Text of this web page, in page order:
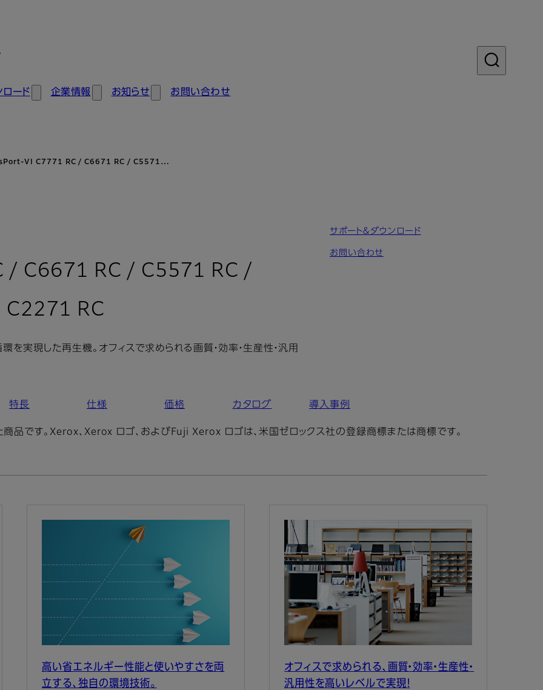
ード 企業情報 お知らせ お問い合わせ
VI C7771 RC / C6671 RC / C5571…
/ C6671 RC / C5571 RC /
RC
を実現した再生機。オフィスで求められる画質・効率・生産性・汎用
サポート＆ダウンロード
お問い合わせ
特長 仕様 価格 カタログ 導入事例
品です。Xerox、Xerox ロゴ、およびFuji Xerox ロゴは、米国ゼロックス社の登録商標または商標です。
高い省エネルギー性能と使いやすさを両
立する、独自の環境技術。
オフィスで求められる、画質・効率・生産性・
汎用性を高いレベルで実現！